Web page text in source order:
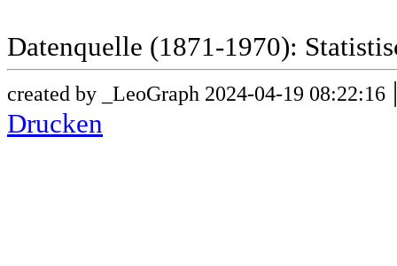
Datenquelle (1871-1970):
created by _LeoGraph 2024-04-19 08:22:16
Drucken